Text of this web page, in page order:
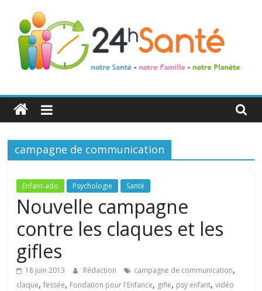
24h
Santé
La
de
toute
famille
campagne de communication
Enfant-ado Psychologie Santé
Nouvelle campagne
contre les claques et les
gifles
18 juin 2013 Rédaction campagne de communication,
claque,fessée, Fondation pour l'Enfance, gifle, psy enfant,vidéo